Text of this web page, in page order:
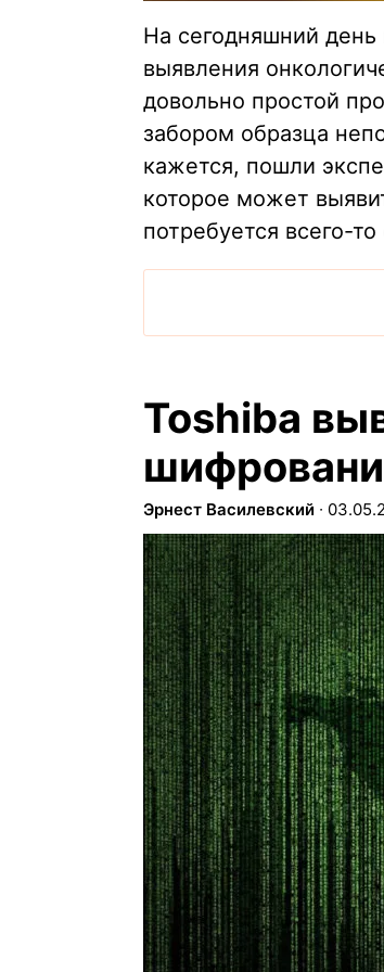
На сегодняшний
выявления
довольно простой
забором образца
кажется, пошли
которое может
потребуется всего-
Toshiba
Эрнест Василевский ∙